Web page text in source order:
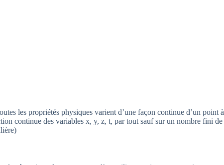
les propriétés physiques varient d’une façon continue d’un point à
continue des variables x, y, z, t, par tout sauf sur un nombre fini de